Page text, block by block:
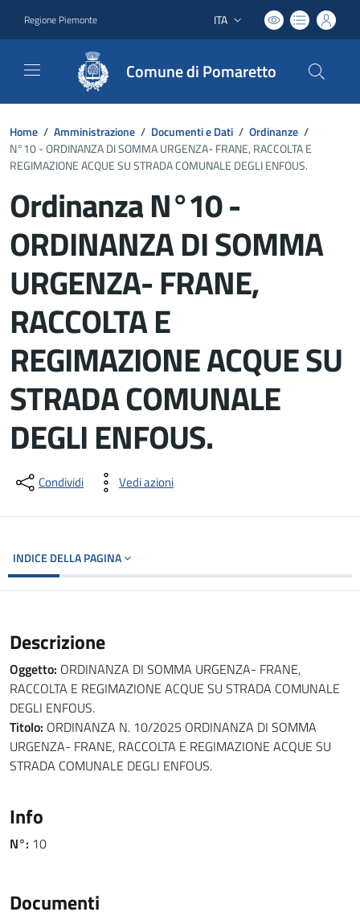
Regione Piemonte Lingua attiva:
ITA
Comune di Pomaretto
Home / Amministrazione / Documenti e Dati / Ordinanze /
N°10 - ORDINANZA DI SOMMA URGENZA- FRANE, RACCOLTA E
REGIMAZIONE ACQUE SU STRADA COMUNALE DEGLI ENFOUS.
Ordinanza N°10 -
ORDINANZA DI SOMMA
URGENZA- FRANE,
RACCOLTA E
REGIMAZIONE ACQUE SU
STRADA COMUNALE
DEGLI ENFOUS.
Dettagli del documento
Condividi Vedi azioni
INDICE DELLA PAGINA
Descrizione
Oggetto: ORDINANZA DI SOMMA URGENZA- FRANE,
RACCOLTA E REGIMAZIONE ACQUE SU STRADA COMUNALE
DEGLI ENFOUS.
Titolo: ORDINANZA N. 10/2025 ORDINANZA DI SOMMA
URGENZA- FRANE, RACCOLTA E REGIMAZIONE ACQUE SU
STRADA COMUNALE DEGLI ENFOUS.
Info
N°: 10
Documenti